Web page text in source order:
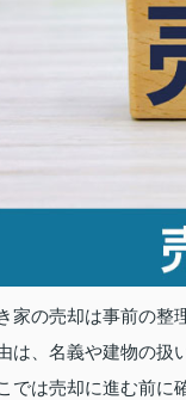
家の売却は事前の整
は、名義や建物の扱
では売却に進む前に